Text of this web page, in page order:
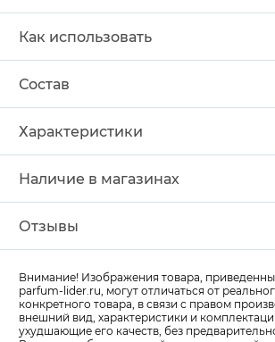
Как использовать
Состав
Характеристики
Наличие в магазинах
Отзывы
Внимание! Изображения товара,
parfum-lider.ru, могут отличаться от
конкретного товара, в связи с правом
внешний вид, характеристики и
ухудшающие его качеств, без